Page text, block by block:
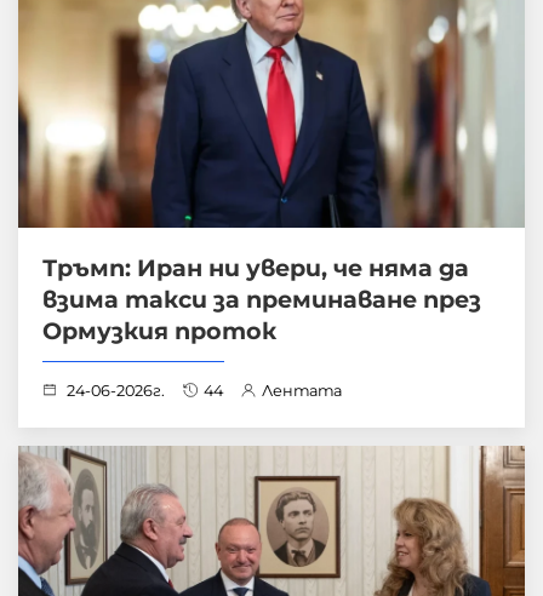
Тръмп: Иран ни увери, че няма да
взима такси за преминаване през
Ормузкия проток
24-06-2026г. 44 Лентата